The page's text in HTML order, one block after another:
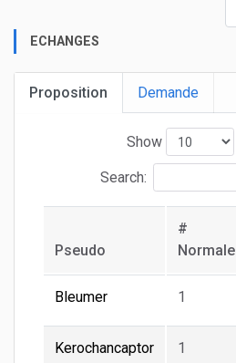
ECHANGES
Proposition Demande
Show
Search:
Pseudo
#
Normale
Bleumer 1
Kerochancaptor 1